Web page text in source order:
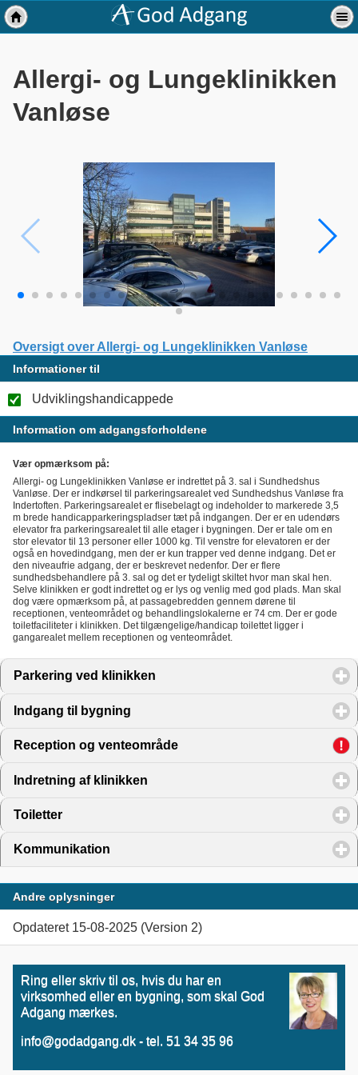
Allergi- og Lungeklinikken
Vanløse
Oversigt over Allergi- og Lungeklinikken Vanløse
Informationer til
Udviklingshandicappede
Information om adgangsforholdene
Vær opmærksom på:
Allergi- og Lungeklinikken Vanløse er indrettet på 3. sal i Sundhedshus
Vanløse. Der er indkørsel til parkeringsarealet ved Sundhedshus Vanløse fra
Indertoften. Parkeringsarealet er flisebelagt og indeholder to markerede 3,5
m brede handicapparkeringspladser tæt på indgangen. Der er en udendørs
elevator fra parkeringsarealet til alle etager i bygningen. Der er tale om en
stor elevator til 13 personer eller 1000 kg. Til venstre for elevatoren er der
også en hovedindgang, men der er kun trapper ved denne indgang. Det er
den niveaufrie adgang, der er beskrevet nedenfor. Der er flere
sundhedsbehandlere på 3. sal og det er tydeligt skiltet hvor man skal hen.
Selve klinikken er godt indrettet og er lys og venlig med god plads. Man skal
dog være opmærksom på, at passagebredden gennem dørene til
receptionen, venteområdet og behandlingslokalerne er 74 cm. Der er gode
toiletfaciliteter i klinikken. Det tilgængelige/handicap toilettet ligger i
gangarealet mellem receptionen og venteområdet.
Parkering ved klinikken
Indgang til bygning
Reception og venteområde
Indretning af klinikken
Toiletter
Kommunikation
Andre oplysninger
Opdateret 15-08-2025 (Version 2)
Ring eller skriv til os, hvis du har en
virksomhed eller en bygning, som skal God
Adgang mærkes.
info@godadgang.dk - tel. 51 34 35 96